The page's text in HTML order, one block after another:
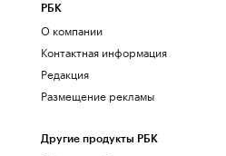
РБК
О компании
Контактная информация
Редакция
Размещение рекламы
Другие продукты РБК